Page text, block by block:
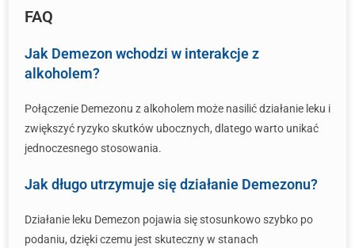
FAQ
Jak Demezon wchodzi w interakcje z
alkoholem?
Połączenie Demezonu z alkoholem może nasilić działanie leku i
zwiększyć ryzyko skutków ubocznych, dlatego warto unikać
jednoczesnego stosowania.
Jak długo utrzymuje się działanie Demezonu?
Działanie leku Demezon pojawia się stosunkowo szybko po
podaniu, dzięki czemu jest skuteczny w stanach